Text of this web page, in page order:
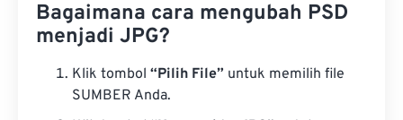
Bagaimana cara mengubah PSD
menjadi JPG?
Klik tombol “Pilih File” untuk memilih file
SUMBER Anda.